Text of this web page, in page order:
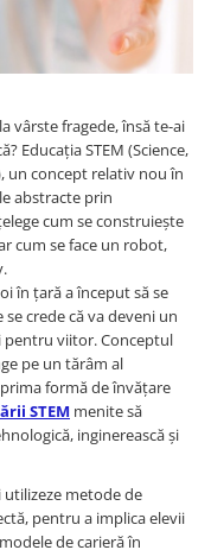
vârste fragede, însă te-ai
Educația STEM (Science,
un concept relativ nou în
abstracte prin
cum se construiește
cum se face un robot,
în țară a început să se
crede că va deveni un
pentru viitor. Conceptul
pe un tărâm al
formă de învățare
STEM menite să
inginerească și
utilizeze metode de
pentru a implica elevii
de carieră în